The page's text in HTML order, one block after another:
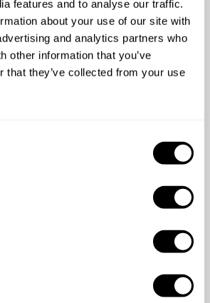
features and to analyse our traffic.
about your use of our site with
and analytics partners who
other information that you’ve
that they’ve collected from your use
5/5
Arnaiz - Jun 22 2026
con el Chef Alonso fue en
Desde el contacto inicial, la
limpia. El Chef Alonso es muy